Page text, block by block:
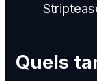
Quels